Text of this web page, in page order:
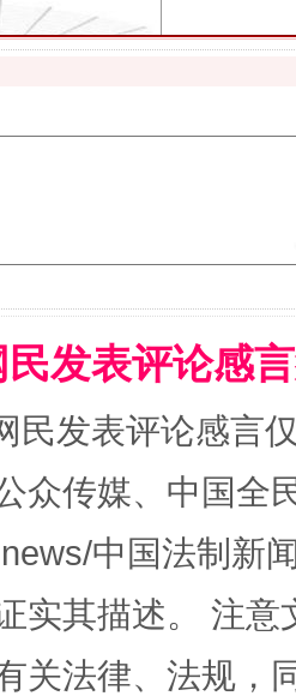
原罪"
发表评论感
民发表评论感言
众传媒、中国全
中国法制新
实其描述。 注
关法律、法规，